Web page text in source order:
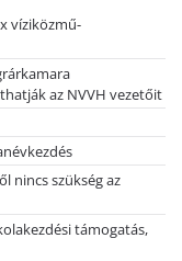
víziközmű-
az NVVH vezetőit
nincs szükség az
támogatás,